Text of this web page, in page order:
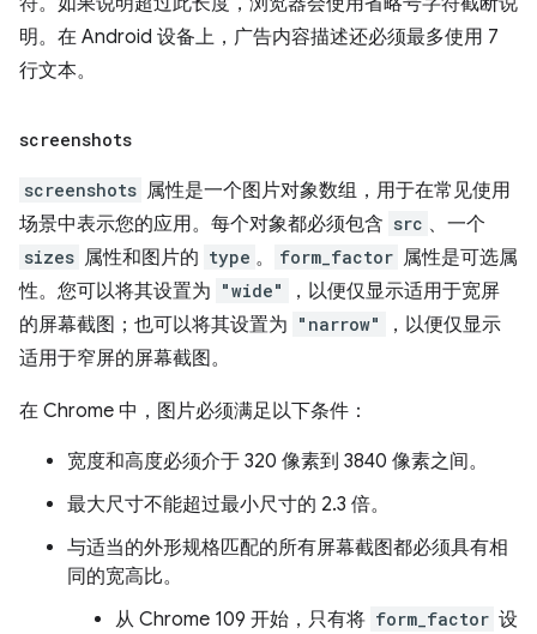
明。在 Android 设备上，广告内容描述还必须最多使用 7
行文本。
screenshots
screenshots 属性是一个图片对象数组，用于在常见使用
场景中表示您的应用。每个对象都必须包含 src 、一个
sizes 属性和图片的 type 。 form_factor 属性是可选属
性。您可以将其设置为 "wide"
，以便仅显示适用于宽屏
的屏幕截图；也可以将其设置为 "narrow"
，以便仅显示
适用于窄屏的屏幕截图。
在 Chrome 中，图片必须满足以下条件：
宽度和高度必须介于 320 像素到 3840 像素之间。
最大尺寸不能超过最小尺寸的 2.3 倍。
与适当的外形规格匹配的所有屏幕截图都必须具有相
同的宽高比。
从 Chrome 109 开始，只有将 form_factor 设